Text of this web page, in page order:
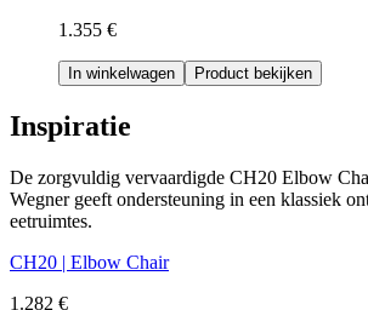
1.355 €
In winkelwagen Product bekijken
Inspiratie
De zorgvuldig vervaardigde CH20 Elbow
Wegner geeft ondersteuning in een klassiek
eetruimtes.
CH20 | Elbow Chair
1.282 €